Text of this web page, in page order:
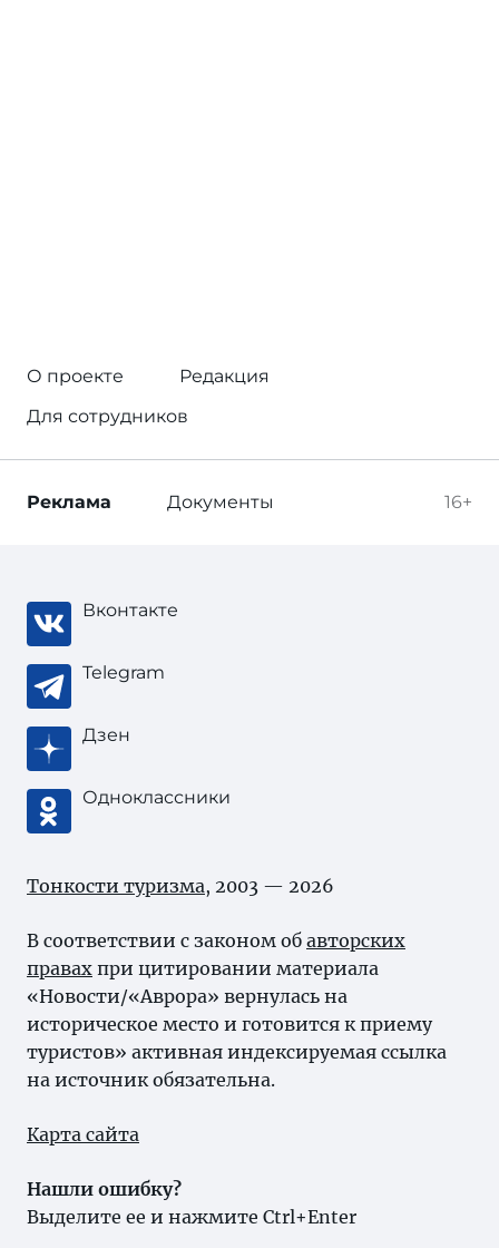
О проекте
Редакция
Для сотрудников
16+
Реклама Документы
Вконтакте
Telegram
Дзен
Одноклассники
Тонкости туризма, 2003 — 2026
В соответствии с законом об авторских
правах при цитировании материала
«Новости/«Аврора» вернулась на
историческое место и готовится к приему
туристов» активная индексируемая ссылка
на источник обязательна.
Карта сайта
Нашли ошибку?
Выделите ее и нажмите Ctrl+Enter